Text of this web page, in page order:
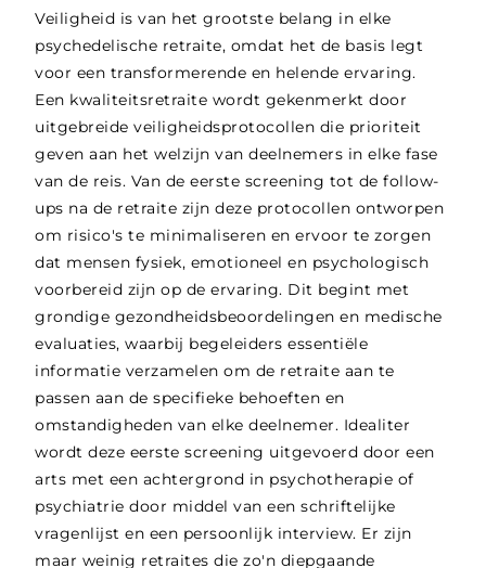
Veiligheid is van het grootste belang in elke
psychedelische retraite, omdat het de basis legt
voor een transformerende en helende ervaring.
Een kwaliteitsretraite wordt gekenmerkt door
uitgebreide veiligheidsprotocollen die prioriteit
geven aan het welzijn van deelnemers in elke fase
van de reis. Van de eerste screening tot de follow-
ups na de retraite zijn deze protocollen ontworpen
om risico's te minimaliseren en ervoor te zorgen
dat mensen fysiek, emotioneel en psychologisch
voorbereid zijn op de ervaring. Dit begint met
grondige gezondheidsbeoordelingen en medische
evaluaties, waarbij begeleiders essentiële
informatie verzamelen om de retraite aan te
passen aan de specifieke behoeften en
omstandigheden van elke deelnemer. Idealiter
wordt deze eerste screening uitgevoerd door een
arts met een achtergrond in psychotherapie of
psychiatrie door middel van een schriftelijke
vragenlijst en een persoonlijk interview. Er zijn
maar weinig retraites die zo'n diepgaande